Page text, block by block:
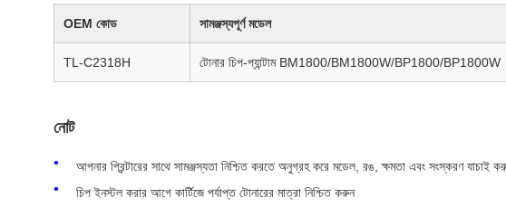
OEM কোড সামঞ্জস্যপূর্ণ মডেল
TL-C2318H টোনার চিপ-প্যান্টাম BM1800/BM1800W/BP1800/BP1800W
নোট
আপনার প্রিন্টারের সাথে সামঞ্জস্যতা নিশ্চিত করতে অনুগ্রহ করে মডেল, রঙ, ক্ষমতা এবং সংস্করণ যাচাই
চিপ ইনস্টল করার আগে কার্টিজে পর্যাপ্ত টোনারের মাত্রা নিশ্চিত করুন